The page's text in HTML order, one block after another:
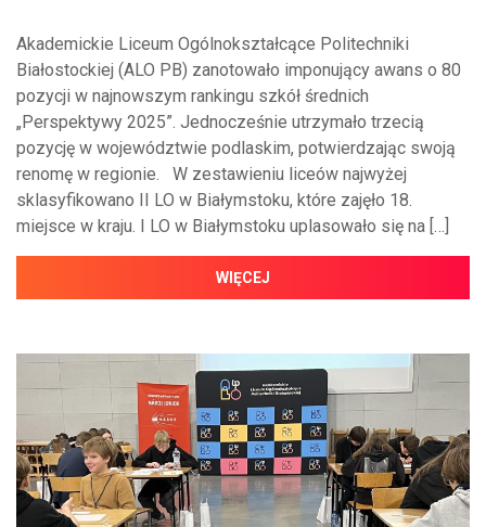
Akademickie Liceum Ogólnokształcące Politechniki
Białostockiej (ALO PB) zanotowało imponujący awans o 80
pozycji w najnowszym rankingu szkół średnich
„Perspektywy 2025”. Jednocześnie utrzymało trzecią
pozycję w województwie podlaskim, potwierdzając swoją
renomę w regionie. W zestawieniu liceów najwyżej
sklasyfikowano II LO w Białymstoku, które zajęło 18.
miejsce w kraju. I LO w Białymstoku uplasowało się na […]
WIĘCEJ